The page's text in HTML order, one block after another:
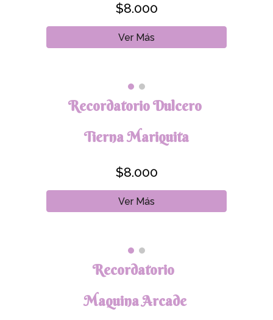
$8.000
Ver Más
Recordatorio Dulcero
Tierna Mariquita
$8.000
Ver Más
Recordatorio
Maquina Arcade